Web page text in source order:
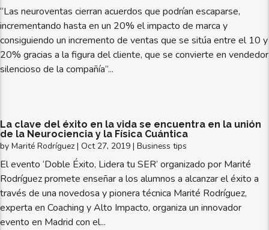
“Las neuroventas cierran acuerdos que podrían escaparse,
incrementando hasta en un 20% el impacto de marca y
consiguiendo un incremento de ventas que se sitúa entre el 10 y
20% gracias a la figura del cliente, que se convierte en vendedor
silencioso de la compañía”...
La clave del éxito en la vida se encuentra en la unión
de la Neurociencia y la Física Cuántica
by Marité Rodríguez | Oct 27, 2019 | Business tips
El evento ‘Doble Éxito, Lidera tu SER’ organizado por Marité
Rodríguez promete enseñar a los alumnos a alcanzar el éxito a
través de una novedosa y pionera técnica Marité Rodríguez,
experta en Coaching y Alto Impacto, organiza un innovador
evento en Madrid con el...